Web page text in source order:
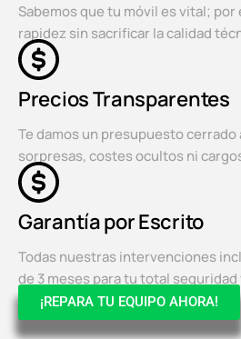
Sabemos que tu móvil es vital;
rapidez sin sacrificar la calidad
Precios Transparentes
Te damos un presupuesto cerrado
sorpresas, costes ocultos ni
Garantía por Escrito
Todas nuestras intervenciones
de 3 meses para tu total seguridad
¡REPARA TU EQUIPO AHORA!